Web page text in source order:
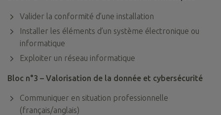
Valider la conformité d’une installation
Installer les éléments d’un système électronique ou
informatique
Exploiter un réseau informatique
Bloc n°3 – Valorisation de la donnée et cybersécurité
Communiquer en situation professionnelle
(français/anglais)